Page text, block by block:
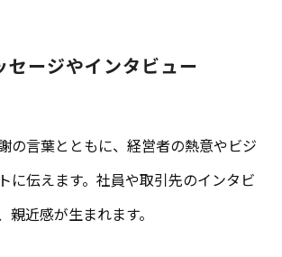
セージやインタビュー
の言葉とともに、経営者の熱意やビジ
に伝えます。社員や取引先のインタビ
親近感が生まれます。